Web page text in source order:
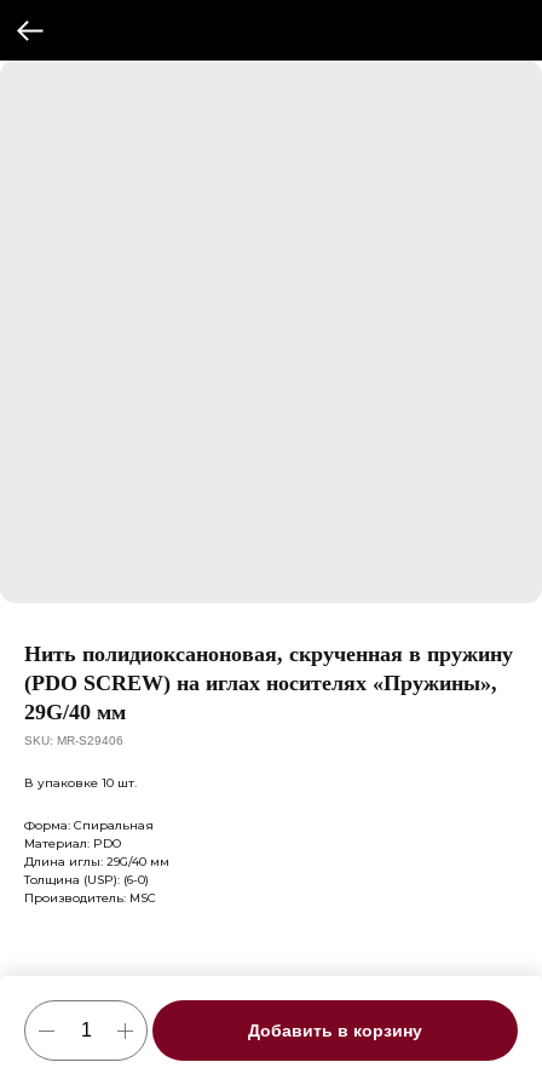
Нить полидиоксаноновая, скрученная в пружину
(PDO SCREW) на иглах носителях «Пружины»,
29G/40 мм
SKU: MR-S29406
Добавить в корзину
В упаковке 10 шт.
Форма: Спиральная
Материал: PDO
Длина иглы: 29G/40 мм
Толщина (USP): (6-0)
Производитель: MSC